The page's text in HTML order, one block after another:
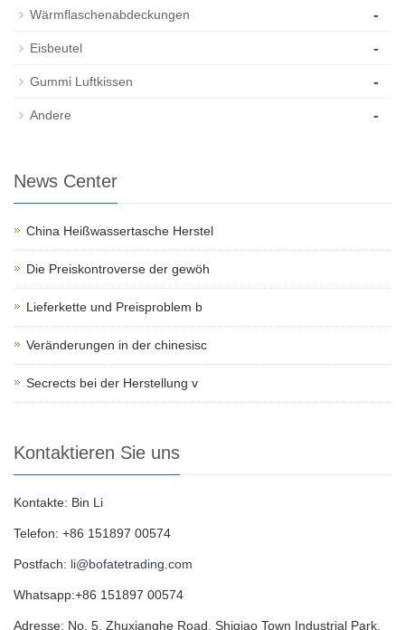
Wärmflaschenabdeckungen -
Eisbeutel -
Gummi Luftkissen -
Andere -
News Center
China Heißwassertasche Herstel
Die Preiskontroverse der gewöh
Lieferkette und Preisproblem b
Veränderungen in der chinesisc
Secrects bei der Herstellung v
Kontaktieren Sie uns
Kontakte: Bin Li
Telefon: +86 151897 00574
Postfach: li@bofatetrading.com
Whatsapp:+86 151897 00574
Adresse: No. 5, Zhuxianghe Road, Shiqiao Town Industrial Park,